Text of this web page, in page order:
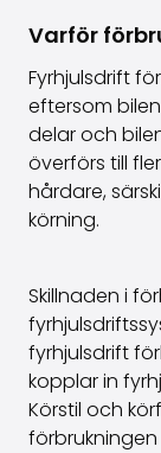
Varför
Fyrhjulsdrift
eftersom
delar och
överförs till
hårdare,
körning.
Skillnaden i
fyrhjulsdrift
kopplar in
Körstil och